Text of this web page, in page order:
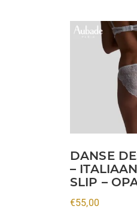
DANSE
–
SLIP –
€55,00
Dit
product
gekozen
worden
op
de